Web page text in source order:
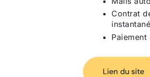
Contrat
instantané
Paiement
Lien du site